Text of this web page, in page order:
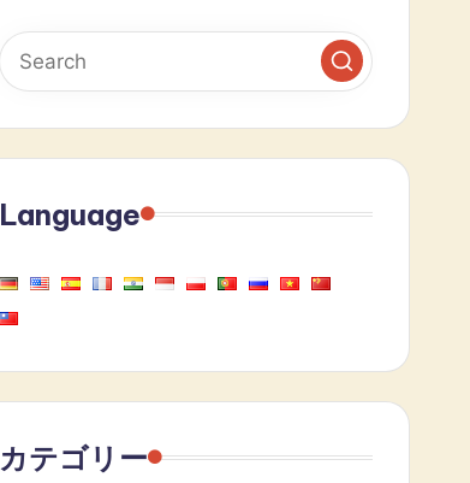
Language
カテゴリー